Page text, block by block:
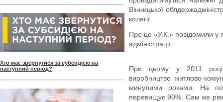
Хто має звернутися за субсидією на
наступний період?
Вінницької
колегії.
Про це «У.К.» повідомили у
адміністрації.
При цьому у 2011 році
виробництво житлово-
минулими роками. На
перевищує 90%. Сам же